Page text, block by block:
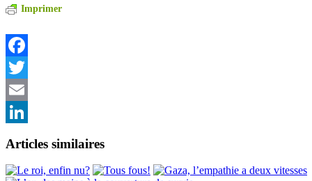
Imprimer
Facebook
Twitter
Email
Articles similaires